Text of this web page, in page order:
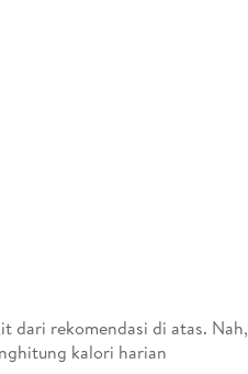
dari rekomendasi di atas. Nah,
kalori harian